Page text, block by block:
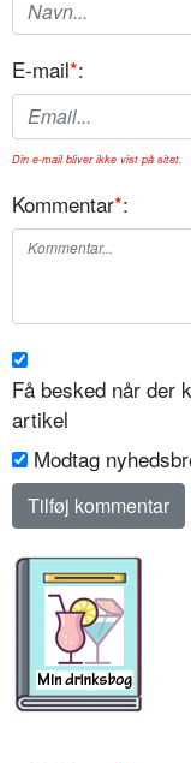
E-mail*:
Din e-mail bliver ikke vist på sitet.
Kommentar*:
Få besked når der
artikel
Modtag